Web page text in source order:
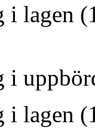
lagen
lagen